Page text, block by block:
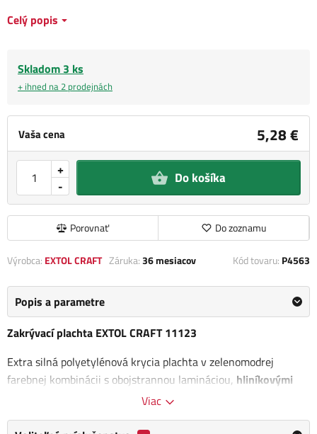
Vaša cena 5,28 €
-
+ Do košíka
Porovnať Do zoznamu
Celý popis
Skladom 3 ks
+ ihned na 2 prodejnách
Výrobca: EXTOL CRAFT Záruka:36 mesiacov Kód tovaru: P4563
Popis a parametre
Zakrývací plachta EXTOL CRAFT 11123
Extra silná polyetylénová krycia plachta v zelenomodrej
farebnej kombinácii s obojstrannou lamináciou, hliníkovými
okami každých 100cm a zosilnenými okrajmi
Je univerzálnympomocníkom pre celoročné použitie.Plachtu
Viac